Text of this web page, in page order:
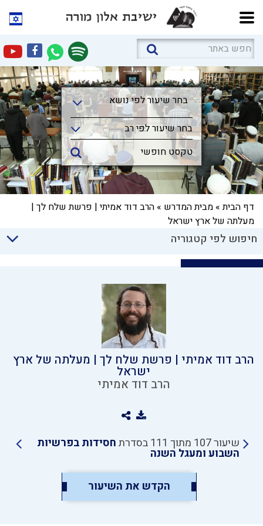
בחר שיעור לפי נושא
בחר שיעור לפי נושא
בחר שיעור לפי רב
דף הבית» מבית המדרש » הרב דוד אמיתי | פרשת שלח לך |
מעלתה של ארץ ישראל
חיפוש לפי קטגוריה
הרב דוד אמיתי | פרשת שלח לך | מעלתה של ארץ
ישראל
הרב דוד אמיתי
שיעור 107 מתוך 111 בסדרת חסידות בפרשיות
השבוע ומעגל השנה
הקדש את השיעור